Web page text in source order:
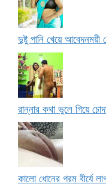
দুষ্টু পানি খেয়ে আবেদনময়ী
রান্নার কথা ভুলে গিয়ে
কালো ধোনের গরম বীর্যে